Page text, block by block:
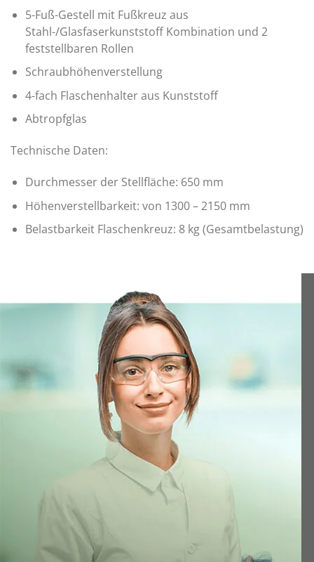
5-Fuß-Gestell mit Fußkreuz aus
Stahl-/Glasfaserkunststoff Kombination und 2
feststellbaren Rollen
Schraubhöhenverstellung
4-fach Flaschenhalter aus Kunststoff
Abtropfglas
Technische Daten:
Durchmesser der Stellfläche: 650 mm
Höhenverstellbarkeit: von 1300 – 2150 mm
Belastbarkeit Flaschenkreuz: 8 kg (Gesamtbelastung)